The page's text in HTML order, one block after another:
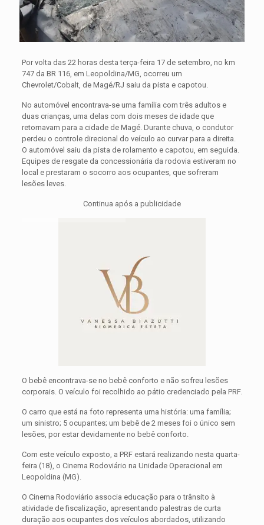
Por volta das 22 horas desta terça-feira 17 de setembro, no km
747 da BR 116, em Leopoldina/MG, ocorreu um
Chevrolet/Cobalt, de Magé/RJ saiu da pista e capotou.
No automóvel encontrava-se uma família com três adultos e
duas crianças, uma delas com dois meses de idade que
retornavam para a cidade de Magé. Durante chuva, o condutor
perdeu o controle direcional do veículo ao curvar para a direita.
O automóvel saiu da pista de rolamento e capotou, em seguida.
Equipes de resgate da concessionária da rodovia estiveram no
local e prestaram o socorro aos ocupantes, que sofreram
lesões leves.
Continua após a publicidade
O bebê encontrava-se no bebê conforto e não sofreu lesões
corporais. O veículo foi recolhido ao pátio credenciado pela PRF.
O carro que está na foto representa uma história: uma família;
um sinistro; 5 ocupantes; um bebê de 2 meses foi o único sem
lesões, por estar devidamente no bebê conforto.
Com este veículo exposto, a PRF estará realizando nesta quarta-
feira (18), o Cinema Rodoviário na Unidade Operacional em
Leopoldina (MG).
O Cinema Rodoviário associa educação para o trânsito à
atividade de fiscalização, apresentando palestras de curta
duração aos ocupantes dos veículos abordados, utilizando